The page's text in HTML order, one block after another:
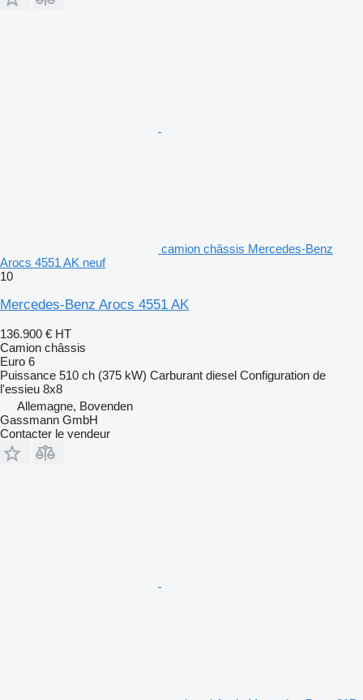
camion châssis Mercedes-Benz
Arocs 4551 AK neuf
10
Mercedes-Benz Arocs 4551 AK
136.900 € HT
Camion châssis
Euro 6
Puissance 510 ch (375 kW) Carburant diesel Configuration de
l'essieu 8x8
Allemagne, Bovenden
Gassmann GmbH
Contacter le vendeur